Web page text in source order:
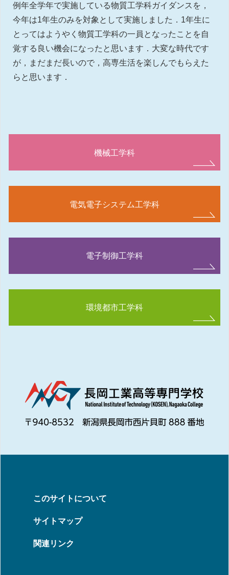
例年全学年で実施している物質工学科ガイダンスを，
今年は1年生のみを対象として実施しました．1年生に
とってはようやく物質工学科の一員となったことを自
覚する良い機会になったと思います．大変な時代です
が，まだまだ長いので，高専生活を楽しんでもらえた
らと思います．
機械工学科
電気電子システム工学科
電子制御工学科
環境都市工学科
このサイトについて
サイトマップ
関連リンク